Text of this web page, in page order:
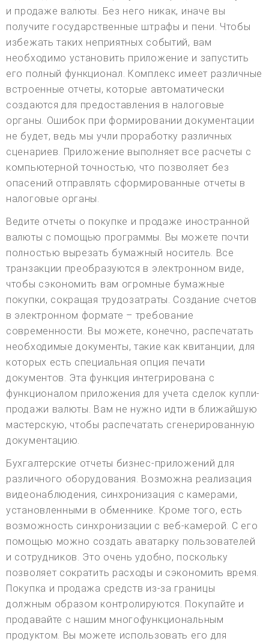
и продаже валюты. Без него никак, иначе вы
получите государственные штрафы и пени. Чтобы
избежать таких неприятных событий, вам
необходимо установить приложение и запустить
его полный функционал. Комплекс имеет различные
встроенные отчеты, которые автоматически
создаются для предоставления в налоговые
органы. Ошибок при формировании документации
не будет, ведь мы учли проработку различных
сценариев. Приложение выполняет все расчеты с
компьютерной точностью, что позволяет без
опасений отправлять сформированные отчеты в
налоговые органы.
Ведите отчеты о покупке и продаже иностранной
валюты с помощью программы. Вы можете почти
полностью вырезать бумажный носитель. Все
транзакции преобразуются в электронном виде,
чтобы сэкономить вам огромные бумажные
покупки, сокращая трудозатраты. Создание счетов
в электронном формате – требование
современности. Вы можете, конечно, распечатать
необходимые документы, такие как квитанции, для
которых есть специальная опция печати
документов. Эта функция интегрирована с
функционалом приложения для учета сделок купли-
продажи валюты. Вам не нужно идти в ближайшую
мастерскую, чтобы распечатать сгенерированную
документацию.
Бухгалтерские отчеты бизнес-приложений для
различного оборудования. Возможна реализация
видеонаблюдения, синхронизация с камерами,
установленными в обменнике. Кроме того, есть
возможность синхронизации с веб-камерой. С его
помощью можно создать аватарку пользователей
и сотрудников. Это очень удобно, поскольку
позволяет сократить расходы и сэкономить время.
Покупка и продажа средств из-за границы
должным образом контролируются. Покупайте и
продавайте с нашим многофункциональным
продуктом. Вы можете использовать его для